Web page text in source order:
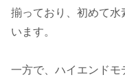
揃っており、初めて水
います。
一方で、ハイエンド